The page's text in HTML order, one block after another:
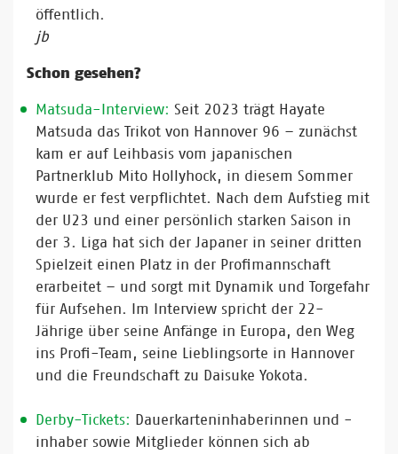
öffentlich.
jb
Schon gesehen?
Matsuda-Interview: Seit 2023 trägt Hayate
Matsuda das Trikot von Hannover 96 – zunächst
kam er auf Leihbasis vom japanischen
Partnerklub Mito Hollyhock, in diesem Sommer
wurde er fest verpflichtet. Nach dem Aufstieg mit
der U23 und einer persönlich starken Saison in
der 3. Liga hat sich der Japaner in seiner dritten
Spielzeit einen Platz in der Profimannschaft
erarbeitet – und sorgt mit Dynamik und Torgefahr
für Aufsehen. Im Interview spricht der 22-
Jährige über seine Anfänge in Europa, den Weg
ins Profi-Team, seine Lieblingsorte in Hannover
und die Freundschaft zu Daisuke Yokota.
Derby-Tickets: Dauerkarteninhaberinnen und -
inhaber sowie Mitglieder können sich ab